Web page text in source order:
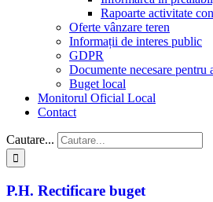
Rapoarte activitate
Oferte vânzare teren
Informații de interes public
GDPR
Documente necesare pentru
Buget local
Monitorul Oficial Local
Contact
Cautare...
P.H. Rectificare buget